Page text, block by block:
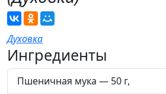
Духовка
Ингредиенты
Пшеничная мука — 50 г,